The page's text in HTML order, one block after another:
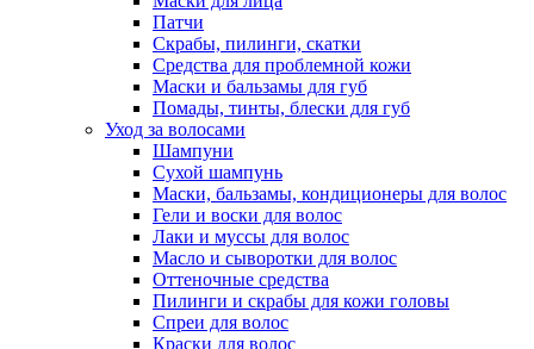
Патчи
Скрабы, пилинги, скатки
Средства для проблемной кожи
Маски и бальзамы для губ
Помады, тинты, блески для губ
Уход за волосами
Шампуни
Сухой шампунь
Маски, бальзамы, кондиционеры для волос
Гели и воски для волос
Лаки и муссы для волос
Масло и сыворотки для волос
Оттеночные средства
Пилинги и скрабы для кожи головы
Спреи для волос
Краски для волос